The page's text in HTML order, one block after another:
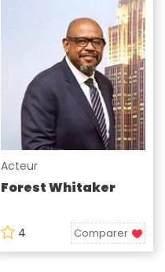
Acteur
Forest Whitaker
4 Comparer